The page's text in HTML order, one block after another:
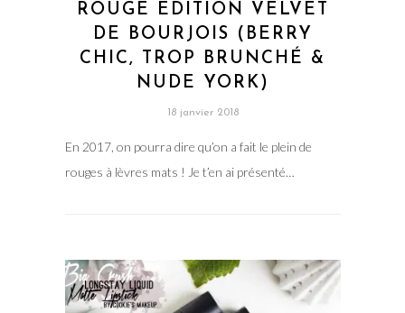
ROUGE EDITION VELVET
DE BOURJOIS (BERRY
CHIC, TROP BRUNCHÉ &
NUDE YORK)
18 janvier 2018
En 2017, on pourra dire qu’on a fait le plein de
rouges à lèvres mats ! Je t’en ai présenté…